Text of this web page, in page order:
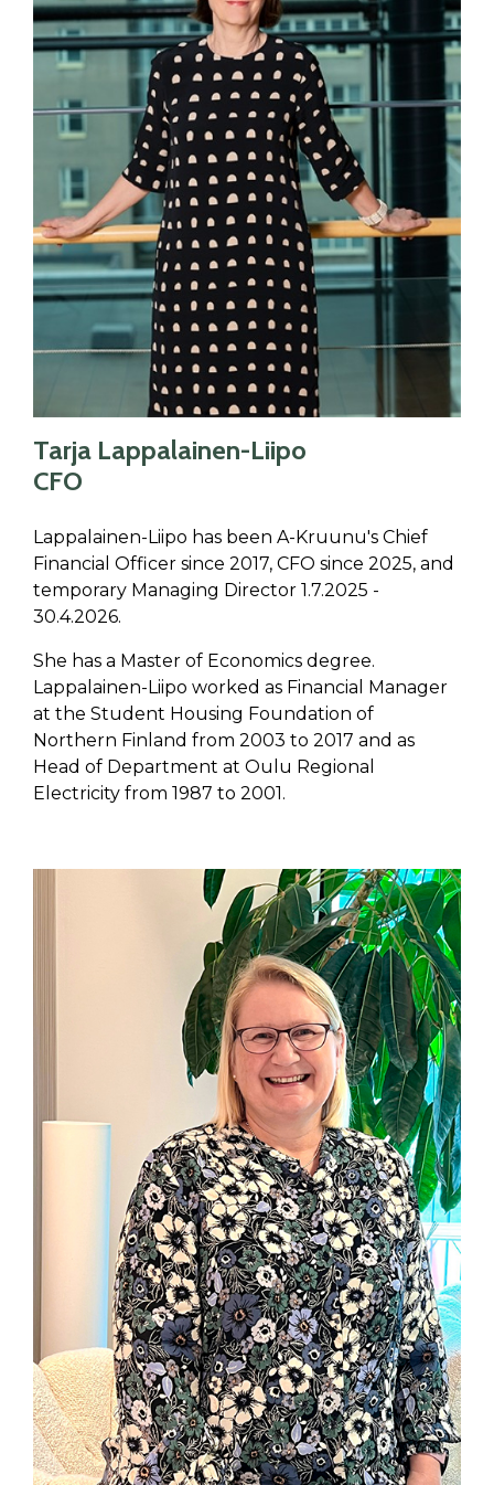
Tarja Lappalainen-Liipo
CFO
Lappalainen-Liipo has been A-Kruunu's Chief
Financial Officer since 2017, CFO since 2025, and
temporary Managing Director 1.7.2025 -
30.4.2026.
She has a Master of Economics degree.
Lappalainen-Liipo worked as Financial Manager
at the Student Housing Foundation of
Northern Finland from 2003 to 2017 and as
Head of Department at Oulu Regional
Electricity from 1987 to 2001.